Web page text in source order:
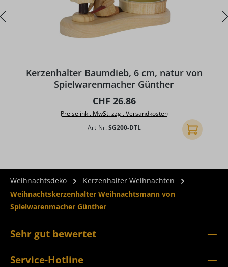
Kerzenhalter Baumdieb, 6 cm, natur von
Spielwarenmacher Günther
Regulärer Preis:
CHF 26.86
Preise inkl. MwSt. zzgl. Versandkosten
Art-Nr: SG200-DTL In den
Weihnachtsdeko
Kerzenhalter Weihnachten
Weihnachtskerzenhalter Weihnachtsmann von
Spielwarenmacher Günther
Sehr gut bewertet
Service-Hotline